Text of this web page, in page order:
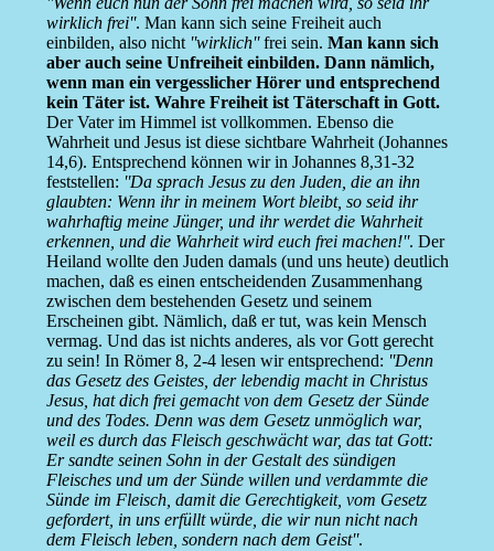
wirklich frei''. Man kann sich seine Freiheit auch
einbilden, also nicht ''wirklich''frei sein. Man kann sich
aber auch seine Unfreiheit einbilden. Dann nämlich,
wenn man ein vergesslicher Hörer und entsprechend
kein Täter ist. Wahre Freiheit ist Täterschaft in Gott.
Der Vater im Himmel ist vollkommen. Ebenso die
Wahrheit und Jesus ist diese sichtbare Wahrheit (Johannes
14,6). Entsprechend können wir in Johannes 8,31-32
feststellen: ''Da sprach Jesus zu den Juden, die an ihn
glaubten: Wenn ihr in meinem Wort bleibt, so seid ihr
wahrhaftig meine Jünger, und ihr werdet die Wahrheit
erkennen, und die Wahrheit wird euch frei machen!''. Der
Heiland wollte den Juden damals (und uns heute) deutlich
machen, daß es einen entscheidenden Zusammenhang
zwischen dem bestehenden Gesetz und seinem
Erscheinen gibt. Nämlich, daß er tut, was kein Mensch
vermag. Und das ist nichts anderes, als vor Gott gerecht
zu sein! In Römer 8, 2-4 lesen wir entsprechend: ''Denn
das Gesetz des Geistes, der lebendig macht in Christus
Jesus, hat dich frei gemacht von dem Gesetz der Sünde
und des Todes. Denn was dem Gesetz unmöglich war,
weil es durch das Fleisch geschwächt war, das tat Gott:
Er sandte seinen Sohn in der Gestalt des sündigen
Fleisches und um der Sünde willen und verdammte die
Sünde im Fleisch, damit die Gerechtigkeit, vom Gesetz
gefordert, in uns erfüllt würde, die wir nun nicht nach
dem Fleisch leben, sondern nach dem Geist''.